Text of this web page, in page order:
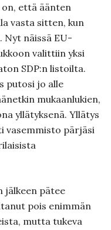
on, että äänten
vasta sitten, kun
Nyt näissä EU-
valittiin yksi
SDP:n listoilta.
putosi jo alle
mukaanlukien,
yllätyksenä. Yllätys
vasemmisto pärjäsi
jälkeen pätee
pois enimmän
mutta tukeva